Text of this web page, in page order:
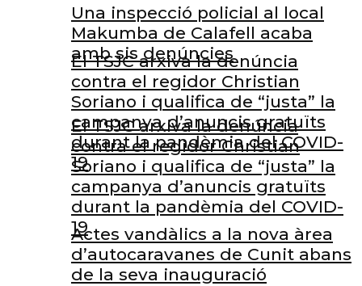
El TSJC arxiva la denúncia
contra el regidor Christian
Soriano i qualifica de “justa” la
campanya d’anuncis gratuïts
durant la pandèmia del COVID-
19
Actes vandàlics a la nova àrea
d’autocaravanes de Cunit abans
de la seva inauguració
Una inspecció policial al local
Makumba de Calafell acaba
amb sis denúncies
El TSJC arxiva la denúncia
contra el regidor Christian
Soriano i qualifica de “justa” la
campanya d’anuncis gratuïts
durant la pandèmia del COVID-
19